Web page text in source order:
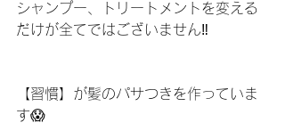
シャンプー、トリートメントを変える
だけが全てではございません‼️
【習慣】が髪のパサつきを作っていま
す😱